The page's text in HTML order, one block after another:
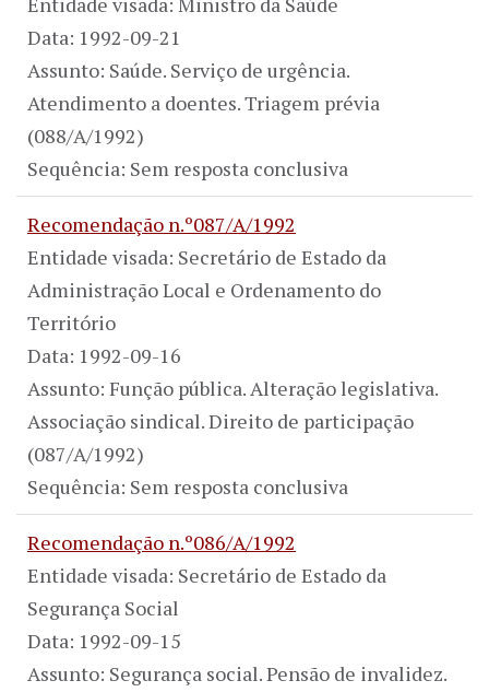
Data: 1992-09-21
Assunto: Saúde. Serviço de urgência.
Atendimento a doentes. Triagem prévia
(088/A/1992)
Sequência: Sem resposta conclusiva
Recomendação n.º087/A/1992
Entidade visada: Secretário de Estado da
Administração Local e Ordenamento do
Território
Data: 1992-09-16
Assunto: Função pública. Alteração legislativa.
Associação sindical. Direito de participação
(087/A/1992)
Sequência: Sem resposta conclusiva
Recomendação n.º086/A/1992
Entidade visada: Secretário de Estado da
Segurança Social
Data: 1992-09-15
Assunto: Segurança social. Pensão de invalidez.